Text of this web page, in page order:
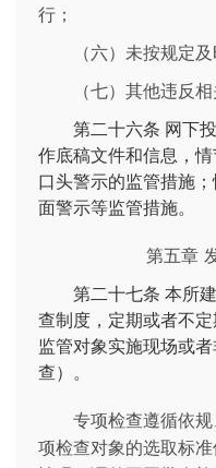
行；
（六）未按规定
（七）其他违反
第二十六条 网下
作底稿文件和信息，
口头警示的监管措施
面警示等监管措施。
第五章
第二十七条 本所
查制度，定期或者不
监管对象实施现场或
查）。
专项检查遵循依
项检查对象的选取标